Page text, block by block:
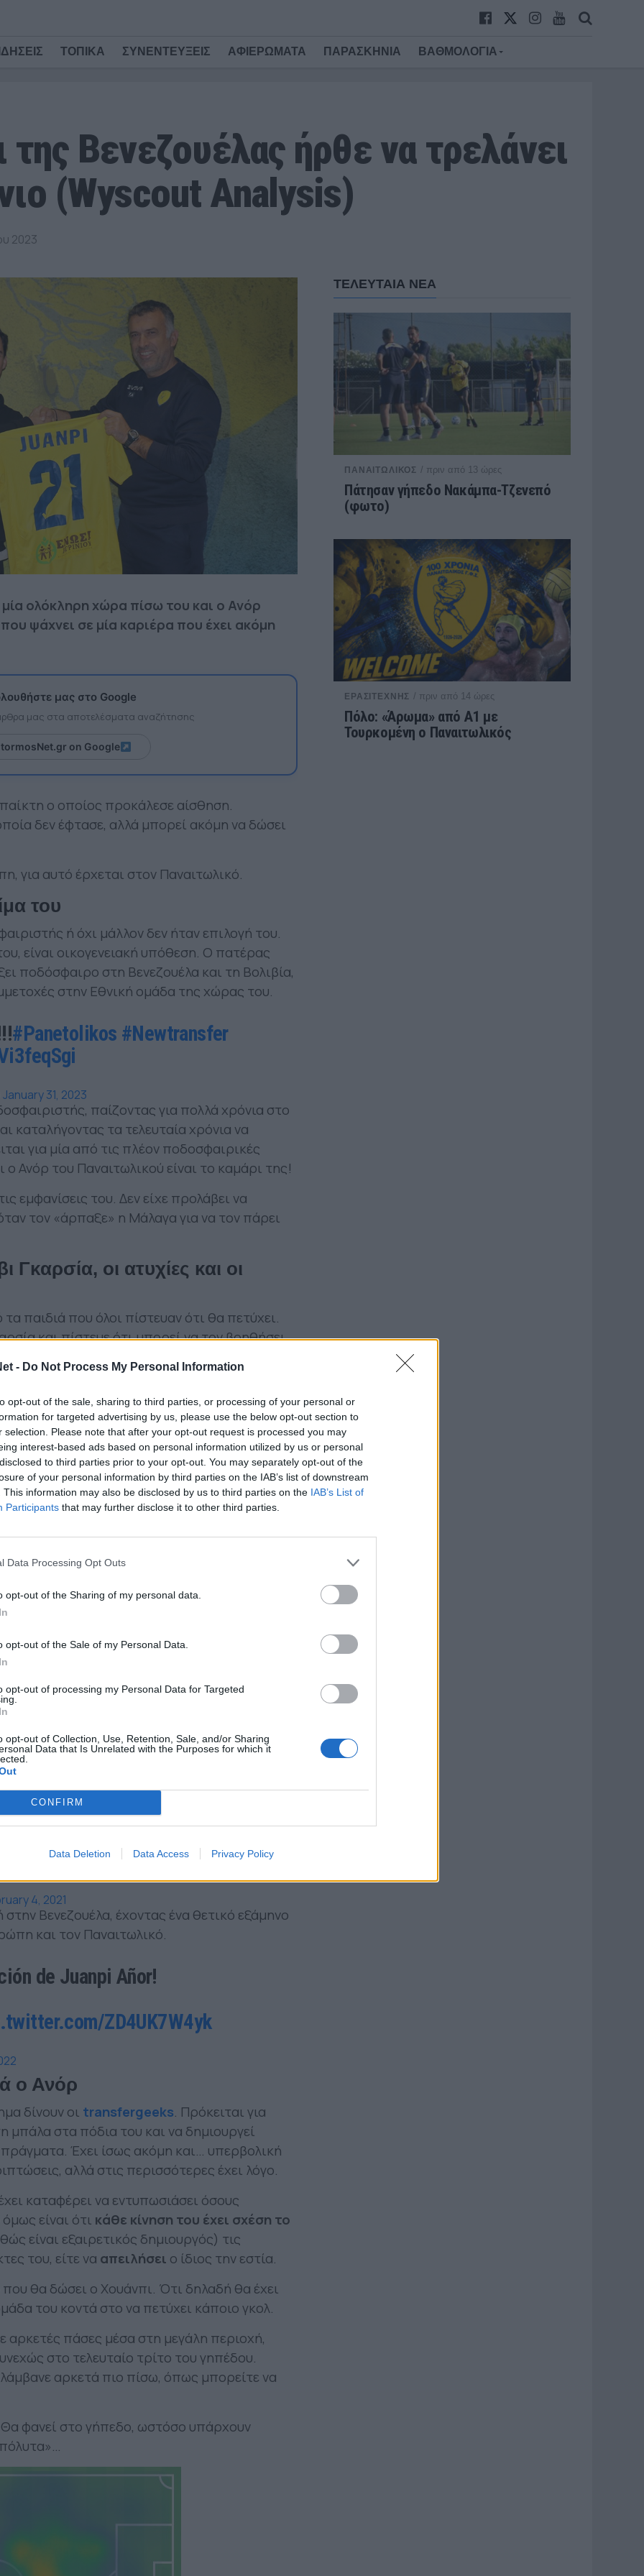
- Do Not Process My Personal Information
opt-out of the sale, sharing to third parties, or processing of your personal or
for targeted advertising by us, please use the below opt-out section to
selection. Please note that after your opt-out request is processed you may
interest-based ads based on personal information utilized by us or personal
to third parties prior to your opt-out. You may separately opt-out of the
of your personal information by third parties on the IAB’s list of downstream
This information may also be disclosed by us to third parties on the IAB’s List of
Participants that may further disclose it to other third parties.
Data Processing Opt Outs
opt-out of the Sharing of my personal data.
opt-out of the Sale of my Personal Data.
opt-out of processing my Personal Data for Targeted
opt-out of Collection, Use, Retention, Sale, and/or Sharing
Data that Is Unrelated with the Purposes for which it
CONFIRM
Data Deletion Data Access Privacy Policy
ΤΟΠΙΚΑ ΣΥΝΕΝΤΕΥΞΕΙΣ ΑΦΙΕΡΩΜΑΤΑ ΠΑΡΑΣΚΗΝΙΑ ΒΑΘΜΟΛΟΓΙΑ
Βενεζουέλας ήρθε να τρελάνει
(Wyscout Analysis)
2023
ολόκληρη χώρα πίσω του και ο Ανόρ
ψάχνει σε μία καριέρα που έχει ακόμη
μας στο Google
μας στα αποτελέσματα αναζήτησης
on Google
ο οποίος προκάλεσε αίσθηση.
δεν έφτασε, αλλά μπορεί ακόμη να δώσει
για αυτό έρχεται στον Παναιτωλικό.
του
ή όχι μάλλον δεν ήταν επιλογή του.
είναι οικογενειακή υπόθεση. Ο πατέρας
ποδόσφαιρο στη Βενεζουέλα και τη Βολιβία,
στην Εθνική ομάδα της χώρας του.
#Panetolikos #Newtransfer
January 31, 2023
παίζοντας για πολλά χρόνια στο
καταλήγοντας τα τελευταία χρόνια να
για μία από τις πλέον ποδοσφαιρικές
ο Ανόρ του Παναιτωλικού είναι το καμάρι της!
εμφανίσεις του. Δεν είχε προλάβει να
τον «άρπαξε» η Μάλαγα για να τον πάρει
οι ατυχίες και οι
παιδιά που όλοι πίστευαν ότι θα πετύχει.
και πίστευε ότι μπορεί να τον βοηθήσει
ευρωπαϊκά πρωταθλήματα. Τον έβαζε
και για να λέμε την αλήθεια, αυτό
Málaga ¡Orgullo
RnnPynA0wa
March 11, 2016
με την Εθνική του, με πιο σημαντικό
κόντρα στην Εθνική Αργεντινής. Έγινε ο
κάτι τέτοιο απέναντι στην
τυχερός. Τη σεζόν 2016/17 έχασε 100
εκτός για άλλες 40 μέρες την επόμενη
των επιλογών στη Μάλαγα λόγω και των
υπήρχαν.
Σαουδική Αραβία. Ήταν εξαιρετικός αλλά
ένα γρήγορο επίλογο στην πορεία του στην
: خوانبي
4, 2021
Βενεζουέλα, έχοντας ένα θετικό εξάμηνο
και τον Παναιτωλικό.
de Juanpi Añor!
ZD4UK7W4yk
ο Ανόρ
δίνουν οι transfergeeks. Πρόκειται για
μπάλα στα πόδια του και να δημιουργεί
Έχει ίσως ακόμη και… υπερβολική
αλλά στις περισσότερες έχει λόγο.
καταφέρει να εντυπωσιάσει όσους
είναι ότι κάθε κίνηση του έχει σχέση το
είναι εξαιρετικός δημιουργός) τις
του, είτε να απειλήσει ο ίδιος την εστία.
που θα δώσει ο Χουάνπι. Ότι δηλαδή θα έχει
του κοντά στο να πετύχει κάποιο γκολ.
αρκετές πάσες μέσα στη μεγάλη περιοχή,
στο τελευταίο τρίτο του γηπέδου.
αρκετά πιο πίσω, όπως μπορείτε να
Θα φανεί στο γήπεδο, ωστόσο υπάρχουν
ΤΕΛΕΥΤΑΙΑ ΝΕΑ
ΠΑΝΑΙΤΩΛΙΚΟΣ / πριν από 13 ώρες
Πάτησαν γήπεδο Νακάμπα-Τζενεπό
(φωτο)
ΕΡΑΣΙΤΕΧΝΗΣ / πριν από 14 ώρες
Πόλο: «Άρωμα» από Α1 με
Τουρκομένη ο Παναιτωλικός